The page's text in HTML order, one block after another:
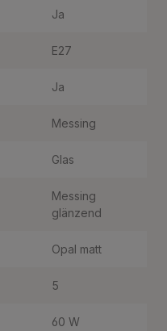
Ja
E27
Ja
Messing
Glas
Messing
glänzend
Opal matt
5
60 W